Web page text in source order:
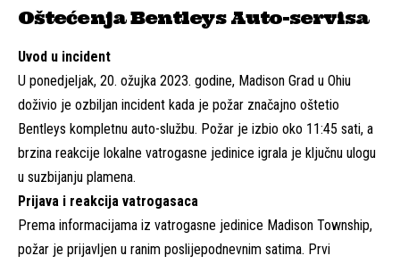
Oštećenja Bentleys Auto-servisa
Uvod u incident
U ponedjeljak, 20. ožujka 2023. godine, Madison Grad u Ohiu
doživio je ozbiljan incident kada je požar značajno oštetio
Bentleys kompletnu auto-službu. Požar je izbio oko 11:45 sati, a
brzina reakcije lokalne vatrogasne jedinice igrala je ključnu ulogu
u suzbijanju plamena.
Prijava i reakcija vatrogasaca
Prema informacijama iz vatrogasne jedinice Madison Township,
požar je prijavljen u ranim poslijepodnevnim satima. Prvi